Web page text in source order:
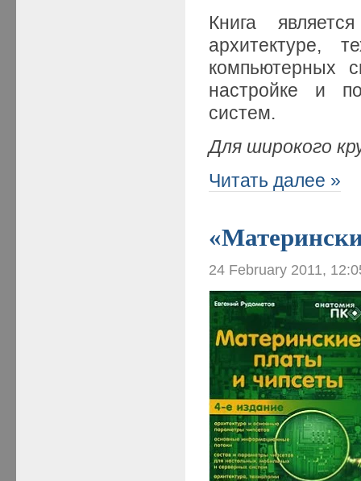
Книга
архитектуре,
компьютерных
настройке и
систем.
Для широкого
Читать далее »
24 February 2011,